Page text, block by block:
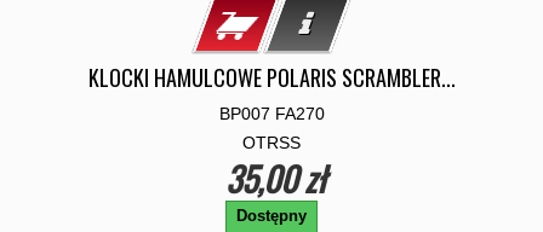
KLOCKI HAMULCOWE POLARIS SCRAMBLER...
BP007 FA270
OTRSS
35,00 zł
Dostępny